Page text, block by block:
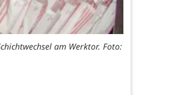
am Werktor. Foto: